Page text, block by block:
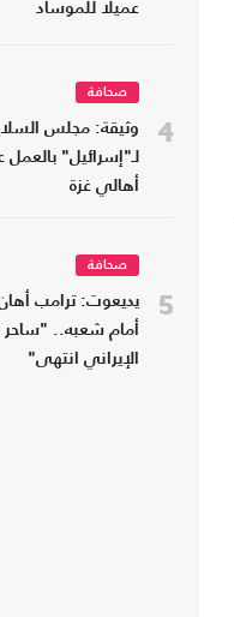
عميلا للموساد
4
صحافة
وثيقة: مجلس
لـ"إسرائيل" بالعمل
أهالي غزة
5
صحافة
يديعوت: ترامب أهان
أمام شعبه.. "ساحر
الإيراني انتهى"